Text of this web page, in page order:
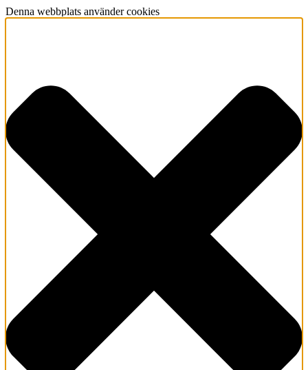
Denna webbplats använder cookies